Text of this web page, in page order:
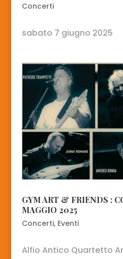
Concerti
sabato 7 giugno 2025
GYM ART & FRIENDS :
MAGGIO 2025
Concerti, Eventi
Alfio Antico Quartetto